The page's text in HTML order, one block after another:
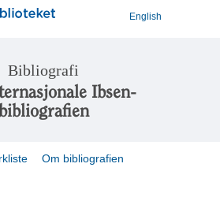
English
Bibliografi
Ibsen-
Om bibliografien